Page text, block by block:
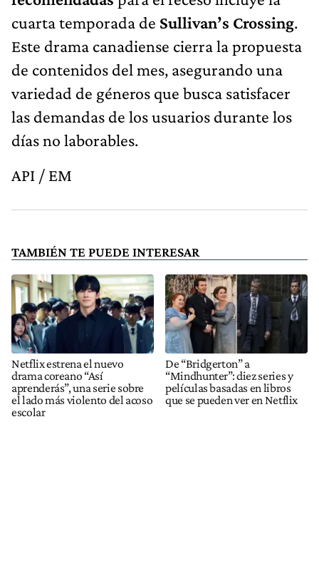
cuarta temporada de Sullivan’s Crossing.
Este drama canadiense cierra la propuesta
de contenidos del mes, asegurando una
variedad de géneros que busca satisfacer
las demandas de los usuarios durante los
días no laborables.
API / EM
TAMBIÉN TE PUEDE INTERESAR
Netflix estrena el nuevo
drama coreano “Así
aprenderás”, una serie sobre
el lado más violento del acoso
escolar
De “Bridgerton” a
“Mindhunter”: diez series y
películas basadas en libros
que se pueden ver en Netflix